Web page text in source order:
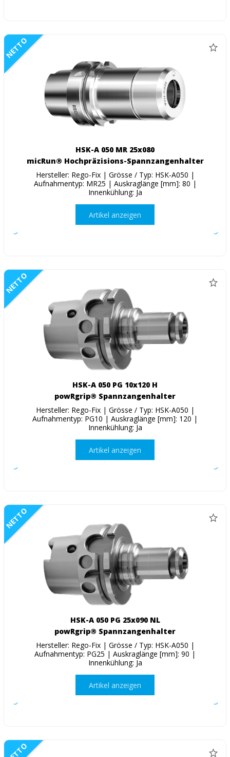
NETTO
HSK-A 050 MR 25x080
micRun® Hochpräzisions-Spannzangenhalter
Hersteller: Rego-Fix | Grösse / Typ: HSK-A050 |
Aufnahmentyp: MR25 | Auskraglänge [mm]: 80 |
Innenkühlung: Ja
Artikel anzeigen
NETTO
HSK-A 050 PG 10x120 H
powRgrip® Spannzangenhalter
Hersteller: Rego-Fix | Grösse / Typ: HSK-A050 |
Aufnahmentyp: PG10 | Auskraglänge [mm]: 120 |
Innenkühlung: Ja
Artikel anzeigen
NETTO
HSK-A 050 PG 25x090 NL
powRgrip® Spannzangenhalter
Hersteller: Rego-Fix | Grösse / Typ: HSK-A050 |
Aufnahmentyp: PG25 | Auskraglänge [mm]: 90 |
Innenkühlung: Ja
Artikel anzeigen